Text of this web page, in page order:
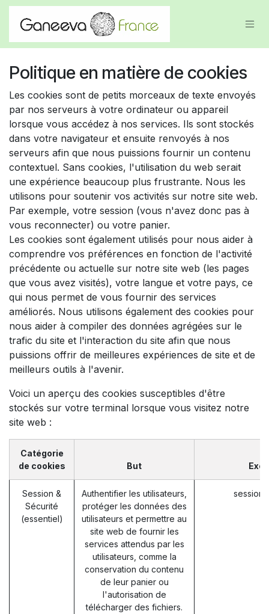
Se rendre au contenu
Politique en matière de cookies
Les cookies sont de petits morceaux de texte envoyés
par nos serveurs à votre ordinateur ou appareil
lorsque vous accédez à nos services. Ils sont stockés
dans votre navigateur et ensuite renvoyés à nos
serveurs afin que nous puissions fournir un contenu
contextuel. Sans cookies, l'utilisation du web serait
une expérience beaucoup plus frustrante. Nous les
utilisons pour soutenir vos activités sur notre site web.
Par exemple, votre session (vous n'avez donc pas à
vous reconnecter) ou votre panier.
Les cookies sont également utilisés pour nous aider à
comprendre vos préférences en fonction de l'activité
précédente ou actuelle sur notre site web (les pages
que vous avez visités), votre langue et votre pays, ce
qui nous permet de vous fournir des services
améliorés. Nous utilisons également des cookies pour
nous aider à compiler des données agrégées sur le
trafic du site et l'interaction du site afin que nous
puissions offrir de meilleures expériences de site et de
meilleurs outils à l'avenir.
Voici un aperçu des cookies susceptibles d'être
stockés sur votre terminal lorsque vous visitez notre
site web :
Catégorie
de cookies
But
Session &
Sécurité
(essentiel)
Authentifier les utilisateurs,
protéger les données des
utilisateurs et permettre au
site web de fournir les
services attendus par les
utilisateurs, comme la
conservation du contenu
de leur panier ou
l'autorisation de
télécharger des fichiers.